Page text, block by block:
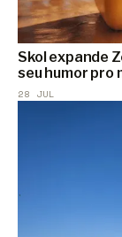
Skol expande
seu humor pro
28 JUL